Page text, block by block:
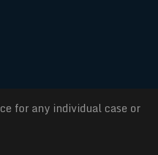
for any individual case or